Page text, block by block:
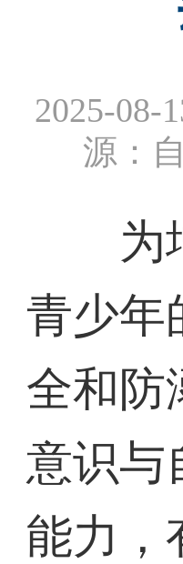
2025-08-
源：
为
青少年
全和防
意识与
能力，